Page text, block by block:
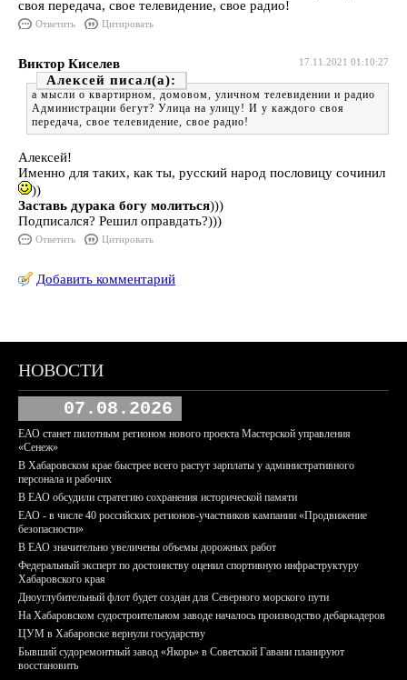
своя передача, свое телевидение, свое радио!
Ответить Цитировать
17.11.2021 01:10:27
Виктор Киселев
Алексей
а мысли о квартирном, домовом, уличном телевидении и радио
Администрации бегут? Улица на улицу! И у каждого своя
передача, свое телевидение, свое радио!
Алексей!
Именно для таких, как ты, русский народ пословицу сочинил
))
Заставь дурака богу молиться)))
Подписался? Решил оправдать?)))
Ответить Цитировать
Добавить комментарий
НОВОСТИ
07.08.2026
ЕАО станет пилотным регионом нового проекта Мастерской управления
«Сенеж»
В Хабаровском крае быстрее всего растут зарплаты у административного
персонала и рабочих
В ЕАО обсудили стратегию сохранения исторической памяти
ЕАО - в числе 40 российских регионов-участников кампании «Продвижение
безопасности»
В ЕАО значительно увеличены объемы дорожных работ
Федеральный эксперт по достоинству оценил спортивную инфраструктуру
Хабаровского края
Дноуглубительный флот будет создан для Северного морского пути
На Хабаровском судостроительном заводе началось производство дебаркадеров
ЦУМ в Хабаровске вернули государству
Бывший судоремонтный завод «Якорь» в Советской Гавани планируют
восстановить